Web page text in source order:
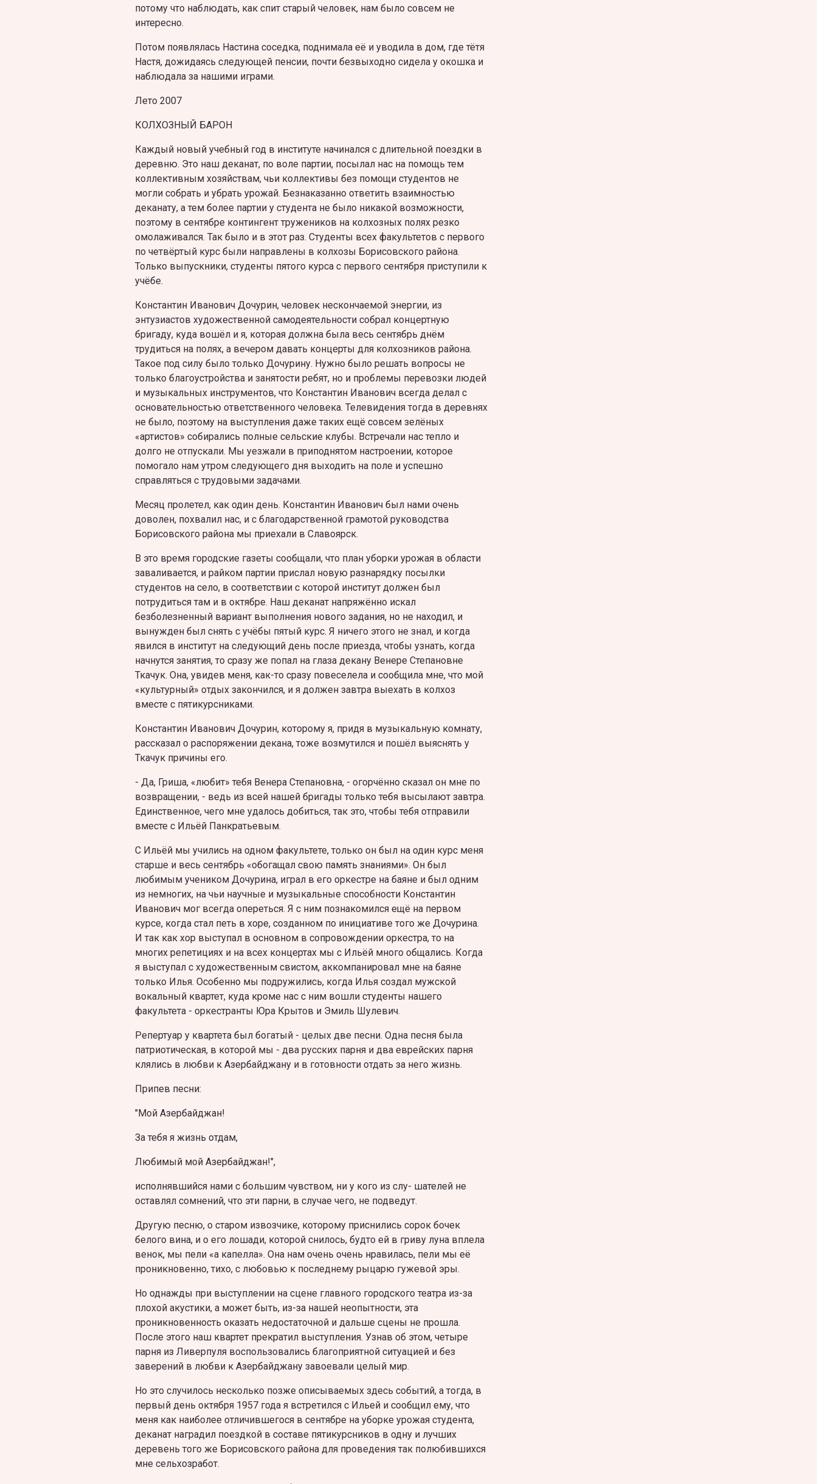
потому что наблюдать, как спит старый человек, нам было совсем не
интересно.
Потом появлялась Настина соседка, поднимала её и уводила в дом, где тётя
Настя, дожидаясь следующей пенсии, почти безвыходно сидела у окошка и
наблюдала за нашими играми.
Лето 2007
КОЛХОЗНЫЙ БАРОН
Каждый новый учебный год в институте начинался с длительной поездки в
деревню. Это наш деканат, по воле партии, посылал нас на помощь тем
коллективным хозяйствам, чьи коллективы без помощи студентов не
могли собрать и убрать урожай. Безнаказанно ответить взаимностью
деканату, а тем более партии у студента не было никакой возможности,
поэтому в сентябре контингент тружеников на колхозных полях резко
омолаживался. Так было и в этот раз. Студенты всех факультетов с первого
по четвёртый курс были направлены в колхозы Борисовского района.
Только выпускники, студенты пятого курса с первого сентября приступили к
учёбе.
Константин Иванович Дочурин, человек нескончаемой энергии, из
энтузиастов художественной самодеятельности собрал концертную
бригаду, куда вошёл и я, которая должна была весь сентябрь днём
трудиться на полях, а вечером давать концерты для колхозников района.
Такое под силу было только Дочурину. Нужно было решать вопросы не
только благоустройства и занятости ребят, но и проблемы перевозки людей
и музыкальных инструментов, что Константин Иванович всегда делал с
основательностью ответственного человека. Телевидения тогда в деревнях
не было, поэтому на выступления даже таких ещё совсем зелёных
«артистов» собирались полные сельские клубы. Встречали нас тепло и
долго не отпускали. Мы уезжали в приподнятом настроении, которое
помогало нам утром следующего дня выходить на поле и успешно
справляться с трудовыми задачами.
Месяц пролетел, как один день. Константин Иванович был нами очень
доволен, похвалил нас, и с благодарственной грамотой руководства
Борисовского района мы приехали в Славоярск.
В это время городские газеты сообщали, что план уборки урожая в области
заваливается, и райком партии прислал новую разнарядку посылки
студентов на село, в соответствии с которой институт должен был
потрудиться там и в октябре. Наш деканат напряжённо искал
безболезненный вариант выполнения нового задания, но не находил, и
вынужден был снять с учёбы пятый курс. Я ничего этого не знал, и когда
явился в институт на следующий день после приезда, чтобы узнать, когда
начнутся занятия, то сразу же попал на глаза декану Венере Степановне
Ткачук. Она, увидев меня, как-то сразу повеселела и сообщила мне, что мой
«культурный» отдых закончился, и я должен завтра выехать в колхоз
вместе с пятикурсниками.
Константин Иванович Дочурин, которому я, придя в музыкальную комнату,
рассказал о распоряжении декана, тоже возмутился и пошёл выяснять у
Ткачук причины его.
- Да, Гриша, «любит» тебя Венера Степановна, - огорчённо сказал он мне по
возвращении, - ведь из всей нашей бригады только тебя высылают завтра.
Единственное, чего мне удалось добиться, так это, чтобы тебя отправили
вместе с Ильёй Панкратьевым.
С Ильёй мы учились на одном факультете, только он был на один курс меня
старше и весь сентябрь «обогащал свою память знаниями». Он был
любимым учеником Дочурина, играл в его оркестрe на баяне и был одним
из немногих, на чьи научные и музыкальныe способности Константин
Иванович мог всегда опереться. Я с ним познакомился ещё на первом
курсе, когда стал петь в хоре, созданном по инициативе того же Дочурина.
И так как хор выступал в основном в сопровождении оркестра, то на
многих репетициях и на всех концертах мы с Ильёй много общались. Когда
я выступал с художественным свистом, аккомпанировал мне на баяне
только Илья. Особенно мы подружились, когда Илья создал мужской
вокальный квартет, куда кроме нас с ним вошли студенты нашего
факультета - оркестранты Юра Крытов и Эмиль Шулевич.
Репертуар у квартета был богатый - целых две песни. Одна песня была
патриотическая, в которой мы - два русских парня и два еврейских парня
клялись в любви к Азербайджану и в готовности отдать за него жизнь.
Припев песни:
"Мой Азербайджан!
За тебя я жизнь отдам,
Любимый мой Азербайджан!",
исполнявшийся нами с большим чувством, ни у кого из слу- шателей не
оставлял сомнений, что эти парни, в случае чего, не подведут.
Другую песню, о старом извозчике, которому приснились сорок бочек
белого вина, и о его лошади, которой снилось, будто ей в гриву луна вплела
венок, мы пели «а капелла». Она нам очень очень нравилась, пели мы её
проникновенно, тихо, с любовью к последнему рыцарю гужевой эры.
Но однажды при выступлении на сцене главного городского театра из-за
плохой акустики, а может быть, из-за нашей неопытности, эта
проникновенность оказать недостаточной и дальше сцены не прошла.
После этого наш квартет прекратил выступления. Узнав об этом, четыре
парня из Ливерпуля воспользовались благоприятной ситуацией и без
заверений в любви к Азербайджану завоевали целый мир.
Но это случилось несколько позже описываемых здесь событий, а тогда, в
первый день октября 1957 года я встретился с Ильей и сообщил ему, что
меня как наиболее отличившегося в сентябре на уборке урожая студента,
деканат наградил поездкой в составе пятикурсников в одну и лучших
деревень того же Борисовского района для проведения так полюбившихся
мне сельхозработ.